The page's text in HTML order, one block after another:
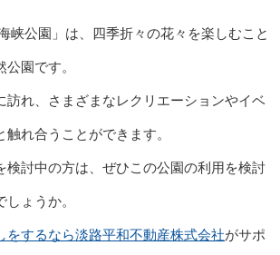
峡公園」は、四季折々の花々を楽しむこと
園です。
訪れ、さまざまなレクリエーションやイベ
れ合うことができます。
検討中の方は、ぜひこの公園の利用を検討
ょうか。
をするなら淡路平和不動産株式会社がサポ